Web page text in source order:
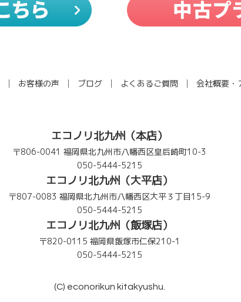
お客様の声 ブログ よくあるご質問 会社概要・
エコノリ北九州（本店）
〒806-0041 福岡県北九州市八幡西区皇后崎町10-3
050-5444-5215
エコノリ北九州（大平店）
〒807-0083 福岡県北九州市八幡西区大平３丁目15-9
050-5444-5215
エコノリ北九州（飯塚店）
〒820-0115 福岡県飯塚市仁保210-1
050-5444-5215
(C) econorikun kitakyushu.